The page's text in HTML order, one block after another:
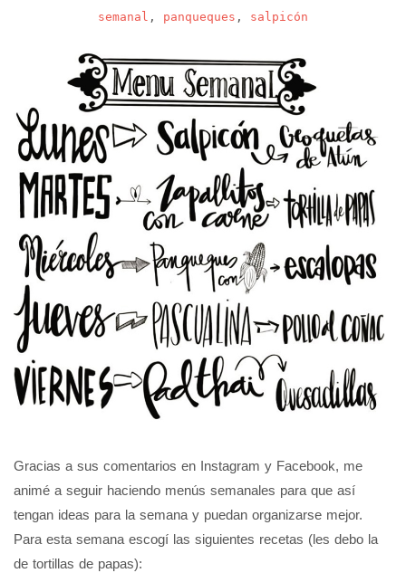
semanal , panqueques , salpicón
Gracias a sus comentarios en Instagram y Facebook, me
animé a seguir haciendo menús semanales para que así
tengan ideas para la semana y puedan organizarse mejor.
Para esta semana escogí las siguientes recetas (les debo la
de tortillas de papas):